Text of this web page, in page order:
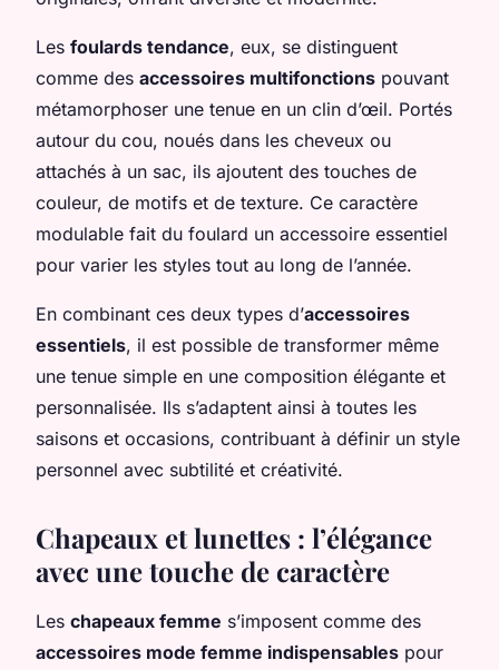
Les foulards tendance, eux, se distinguent
comme des accessoires multifonctions pouvant
métamorphoser une tenue en un clin d’œil. Portés
autour du cou, noués dans les cheveux ou
attachés à un sac, ils ajoutent des touches de
couleur, de motifs et de texture. Ce caractère
modulable fait du foulard un accessoire essentiel
pour varier les styles tout au long de l’année.
En combinant ces deux types d’accessoires
essentiels, il est possible de transformer même
une tenue simple en une composition élégante et
personnalisée. Ils s’adaptent ainsi à toutes les
saisons et occasions, contribuant à définir un style
personnel avec subtilité et créativité.
Chapeaux et lunettes : l’élégance
avec une touche de caractère
Les chapeaux femme s’imposent comme des
accessoires mode femme indispensables pour